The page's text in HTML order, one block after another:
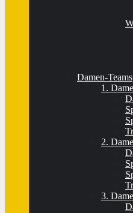
Damen-Teams
1.
2.
3.